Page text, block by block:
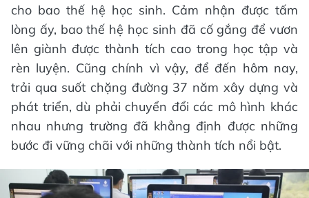
cho bao thế hệ học sinh. Cảm nhận được tấm
lòng ấy, bao thế hệ học sinh đã cố gắng để vươn
lên giành được thành tích cao trong học tập và
rèn luyện. Cũng chính vì vậy, để đến hôm nay,
trải qua suốt chặng đường 37 năm xây dựng và
phát triển, dù phải chuyển đổi các mô hình khác
nhau nhưng trường đã khẳng định được những
bước đi vững chãi với những thành tích nổi bật.